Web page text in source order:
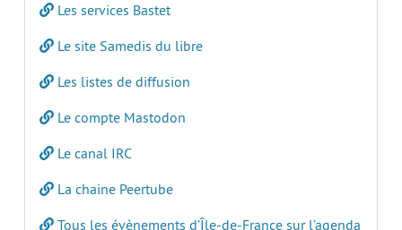
Les services Bastet
Le site Samedis du libre
Les listes de diffusion
Le compte Mastodon
Le canal IRC
La chaine Peertube
Tous les évènements d’Île-de-France sur l’agenda